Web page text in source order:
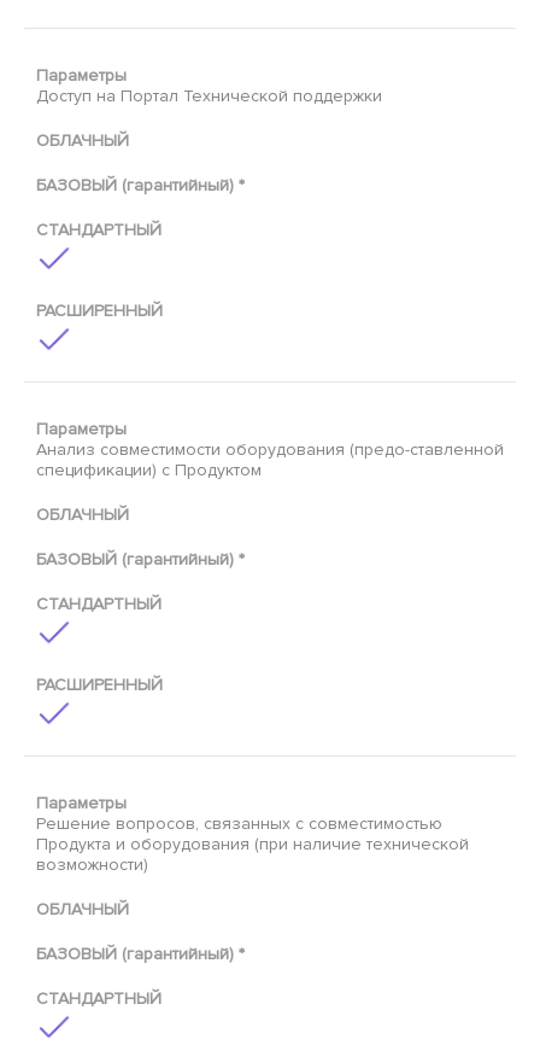
Параметры
Доступ на Портал Технической поддержки
ОБЛАЧНЫЙ
БАЗОВЫЙ (гарантийный) *
СТАНДАРТНЫЙ
РАСШИРЕННЫЙ
Параметры
Анализ совместимости оборудования (предо-ставленной
спецификации) с Продуктом
ОБЛАЧНЫЙ
БАЗОВЫЙ (гарантийный) *
СТАНДАРТНЫЙ
РАСШИРЕННЫЙ
Параметры
Решение вопросов, связанных с совместимостью
Продукта и оборудования (при наличие технической
возможности)
ОБЛАЧНЫЙ
БАЗОВЫЙ (гарантийный) *
СТАНДАРТНЫЙ